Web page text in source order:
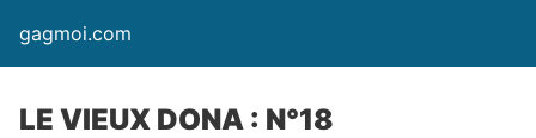
gagmoi.com
LE VIEUX DONA : N°18